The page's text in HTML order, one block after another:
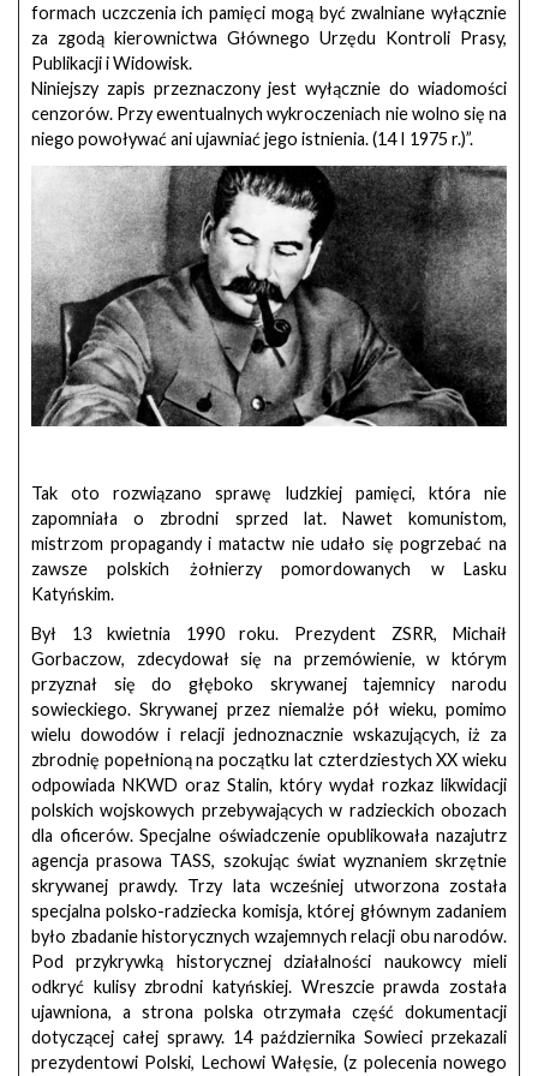
formach uczczenia ich pamięci mogą być zwalniane wyłącznie
za zgodą kierownictwa Głównego Urzędu Kontroli Prasy,
Publikacji i Widowisk.
Niniejszy zapis przeznaczony jest wyłącznie do wiadomości
cenzorów. Przy ewentualnych wykroczeniach nie wolno się na
niego powoływać ani ujawniać jego istnienia. (14 I 1975 r.)”.
Tak oto rozwiązano sprawę ludzkiej pamięci, która nie
zapomniała o zbrodni sprzed lat. Nawet komunistom,
mistrzom propagandy i matactw nie udało się pogrzebać na
zawsze polskich żołnierzy pomordowanych w Lasku
Katyńskim.
Był 13 kwietnia 1990 roku. Prezydent ZSRR, Michaił
Gorbaczow, zdecydował się na przemówienie, w którym
przyznał się do głęboko skrywanej tajemnicy narodu
sowieckiego. Skrywanej przez niemalże pół wieku, pomimo
wielu dowodów i relacji jednoznacznie wskazujących, iż za
zbrodnię popełnioną na początku lat czterdziestych XX wieku
odpowiada NKWD oraz Stalin, który wydał rozkaz likwidacji
polskich wojskowych przebywających w radzieckich obozach
dla oficerów. Specjalne oświadczenie opublikowała nazajutrz
agencja prasowa TASS, szokując świat wyznaniem skrzętnie
skrywanej prawdy. Trzy lata wcześniej utworzona została
specjalna polsko-radziecka komisja, której głównym zadaniem
było zbadanie historycznych wzajemnych relacji obu narodów.
Pod przykrywką historycznej działalności naukowcy mieli
odkryć kulisy zbrodni katyńskiej. Wreszcie prawda została
ujawniona, a strona polska otrzymała część dokumentacji
dotyczącej całej sprawy. 14 października Sowieci przekazali
prezydentowi Polski, Lechowi Wałęsie, (z polecenia nowego